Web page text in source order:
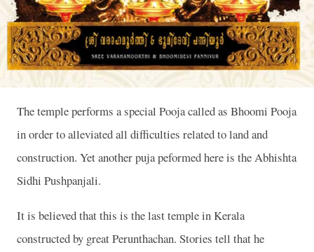
The temple performs a special Pooja called as Bhoomi Pooja
in order to alleviated all difficulties related to land and
construction. Yet another puja peformed here is theAbhishta
Sidhi Pushpanjali.
It is believed that this is the last temple in Kerala
constructed by great Perunthachan. Stories tell that he